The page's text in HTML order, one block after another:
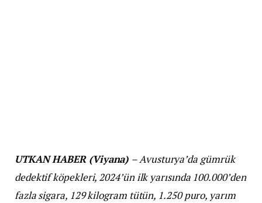
UTKAN HABER (Viyana) – Avusturya’da gümrük
dedektif köpekleri, 2024’ün ilk yarısında 100.000’den
fazla sigara, 129 kilogram tütün, 1.250 puro, yarım